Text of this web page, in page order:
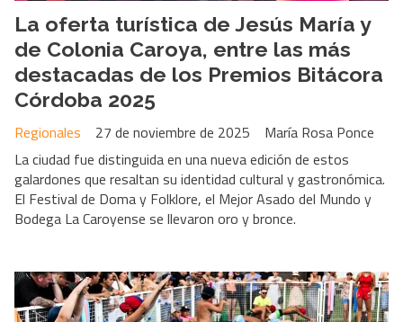
La oferta turística de Jesús María y
de Colonia Caroya, entre las más
destacadas de los Premios Bitácora
Córdoba 2025
María Rosa Ponce
Regionales
27 de noviembre de 2025
La ciudad fue distinguida en una nueva edición de estos
galardones que resaltan su identidad cultural y gastronómica.
El Festival de Doma y Folklore, el Mejor Asado del Mundo y
Bodega La Caroyense se llevaron oro y bronce.